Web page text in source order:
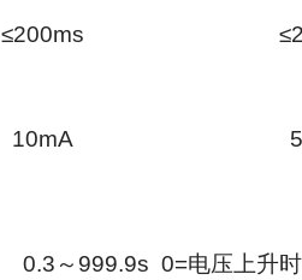
≤200ms
10mA
0.3～999.9s 0=电压上升